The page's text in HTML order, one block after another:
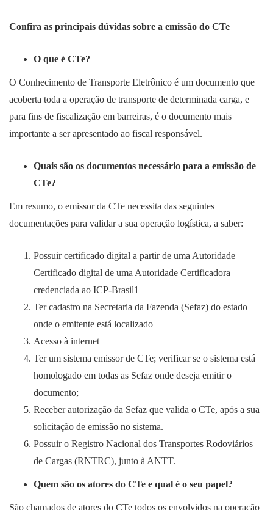
Confira as principais dúvidas sobre a emissão do CTe
O que é CTe?
O Conhecimento de Transporte Eletrônico é um documento que
acoberta toda a operação de transporte de determinada carga, e
para fins de fiscalização em barreiras, é o documento mais
importante a ser apresentado ao fiscal responsável.
Quais são os documentos necessário para a emissão de
CTe?
Em resumo, o emissor da CTe necessita das seguintes
documentações para validar a sua operação logística, a saber:
Possuir certificado digital a partir de uma Autoridade
Certificado digital de uma Autoridade Certificadora
credenciada ao ICP-Brasil1
Ter cadastro na Secretaria da Fazenda (Sefaz) do estado
onde o emitente está localizado
Acesso à internet
Ter um sistema emissor de CTe; verificar se o sistema está
homologado em todas as Sefaz onde deseja emitir o
documento;
Receber autorização da Sefaz que valida o CTe, após a sua
solicitação de emissão no sistema.
Possuir o Registro Nacional dos Transportes Rodoviários
de Cargas (RNTRC), junto à ANTT.
Quem são os atores do CTe e qual é o seu papel?
São chamados de atores do CTe todos os envolvidos na operação